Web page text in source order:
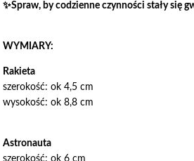
✨Spraw, by codzienne czynności stały się
WYMIARY:
Rakieta
szerokość: ok 4,5 cm
wysokość: ok 8,8 cm
Astronauta